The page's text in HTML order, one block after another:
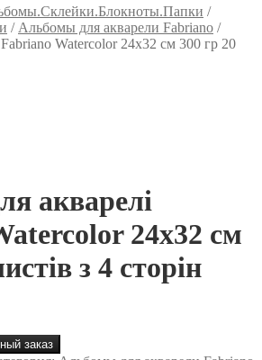
/
/ Альбомы для акварели Fabriano /
Watercolor 24х32 см 300 гр 20
акварелі
24х32 см
з 4 сторін
заказ